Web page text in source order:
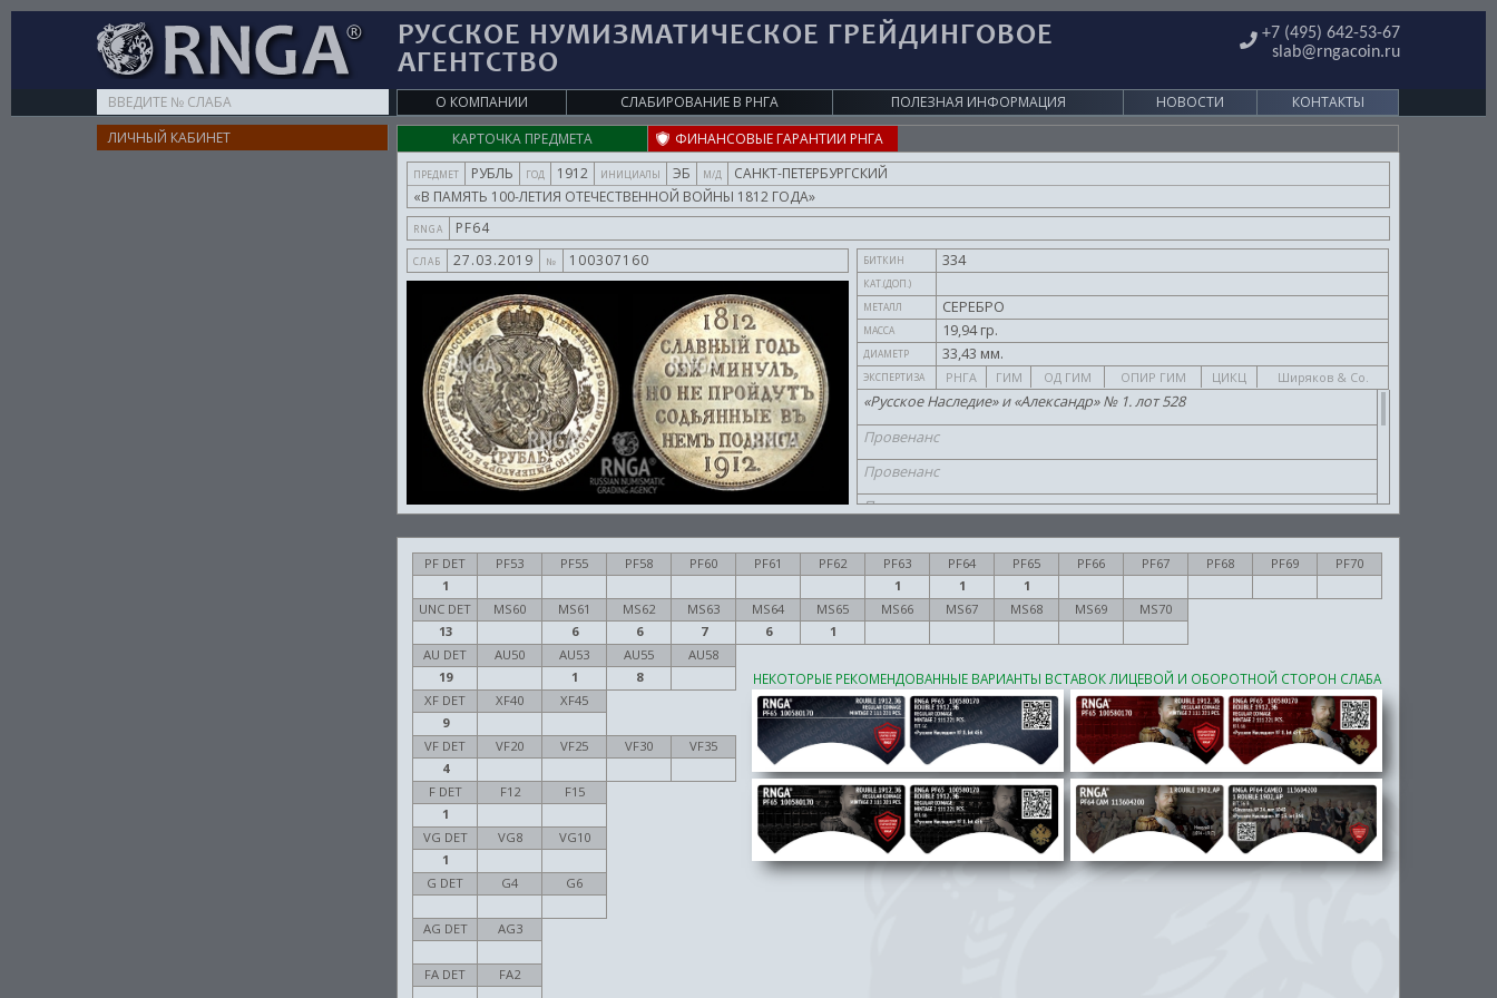
РУССКОЕ НУМИЗМАТИЧЕСКОЕ ГРЕЙДИНГОВОЕ
АГЕНТСТВО
+7 (495) 642-53-67
slab@rngacoin.ru
your
search
О КОМПАНИИ СЛАБИРОВАНИЕ В РНГА ПОЛЕЗНАЯ ИНФОРМАЦИЯ НОВОСТИ
КОНТАКТЫ
ЛИЧНЫЙ КАБИНЕТ
КАРТОЧКА ПРЕДМЕТА ФИНАНСОВЫЕ ГАРАНТИИ РНГА
ПРЕДМЕТ РУБЛЬ ГОД 1912 ИНИЦИАЛЫ ЭБ М/Д
САНКТ-ПЕТЕРБУРГСКИЙ
«В ПАМЯТЬ 100-ЛЕТИЯ ОТЕЧЕСТВЕННОЙ ВОЙНЫ 1812 ГОДА»
RNGA PF64
СЛАБ 27.03.2019 № 100307160 БИТКИН 334
КАТ.(ДОП.)
МЕТАЛЛ
СЕРЕБРО
МАССА 19,94 гр.
ДИАМЕТР 33,43 мм.
ЭКСПЕРТИЗА РНГА ГИМ ОД ГИМ ОПИР ГИМ ЦИКЦ Ширяков & Co.
«Русское Наследие» и «Александр» № 1. лот 528
Провенанс
Провенанс
Провенанс
Провенанс
Провенанс
Провенанс
Провенанс
Провенанс
Провенанс
PF DET PF53 PF55 PF58 PF60 PF61 PF62 PF63 PF64 PF65 PF66 PF67 PF68 PF69
PF70
1
1 1
1
UNC DET
MS60 MS61 MS62 MS63 MS64 MS65 MS66 MS67 MS68 MS69
MS70
13
6 6 7 6
1
AU DET
AU50 AU53 AU55
AU58
19
1
8
XF DET
XF40
XF45
9
VF DET
VF20 VF25 VF30
VF35
4
F DET
F12
F15
1
VG DET
VG8
VG10
1
G DET
G4 G6
AG DET AG3
FA DET FA2
НЕКОТОРЫЕ РЕКОМЕНДОВАННЫЕ ВАРИАНТЫ ВСТАВОК ЛИЦЕВОЙ И ОБОРОТНОЙ СТОРОН СЛАБА